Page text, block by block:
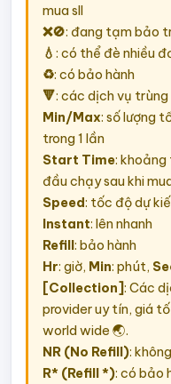
mua sll
❌🚫: đang tạm bảo
💧 : có thể đè nhiều
♻️: có bảo hành
🔻: các dịch vụ
Min/Max: số lượng
trong 1 lần
Start Time: khoảng
đầu chạy sau khi
Speed: tốc độ dự
Instant: lên nhanh
Refill: bảo hành
Hr: giờ, Min: phút,
[Collection]: Các
provider uy tín, giá
world wide 🌏.
NR (No Refill):
R* (Refill *): có bảo